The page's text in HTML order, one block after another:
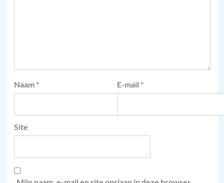
Naam * E-mail *
Site